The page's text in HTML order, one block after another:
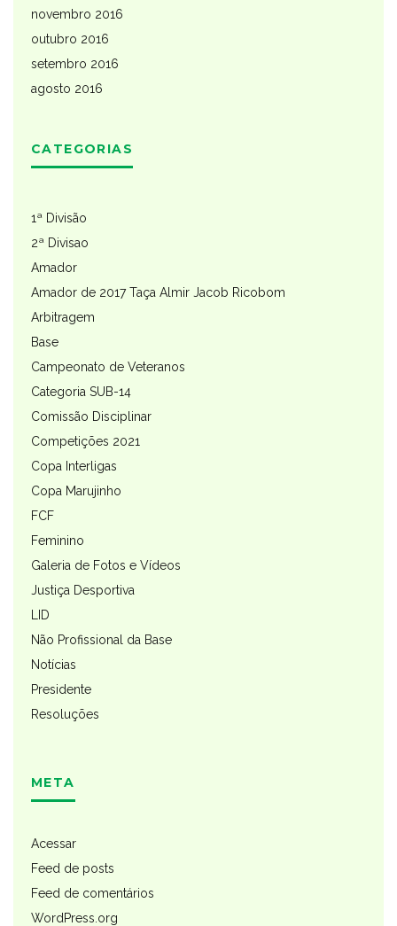
novembro 2016
outubro 2016
setembro 2016
agosto 2016
CATEGORIAS
1ª Divisão
2ª Divisao
Amador
Amador de 2017 Taça Almir Jacob Ricobom
Arbitragem
Base
Campeonato de Veteranos
Categoria SUB-14
Comissão Disciplinar
Competições 2021
Copa Interligas
Copa Marujinho
FCF
Feminino
Galeria de Fotos e Vídeos
Justiça Desportiva
LID
Não Profissional da Base
Notícias
Presidente
Resoluções
META
Acessar
Feed de posts
Feed de comentários
WordPress.org